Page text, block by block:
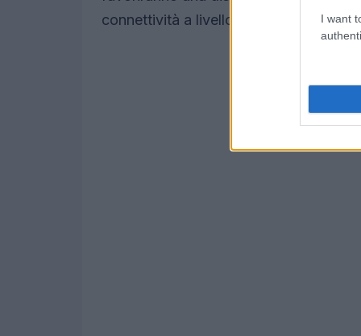
I want
connettività a livello nazionale.